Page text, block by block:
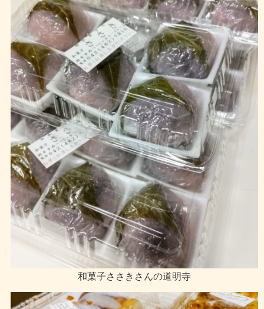
和菓子ささきさんの道明寺